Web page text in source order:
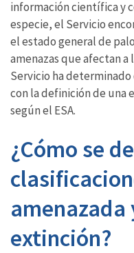
información científica y
especie, el Servicio
el estado general de
amenazas que afectan
Servicio ha
con la definición de una
según el ESA.
¿Cómo se
amenazada
extinción?